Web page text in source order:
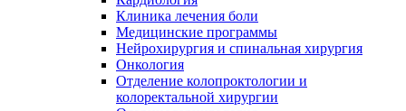
Клиника лечения боли
Медицинские программы
Нейрохирургия и спинальная хирургия
Онкология
Отделение колопроктологии и
колоректальной хирургии